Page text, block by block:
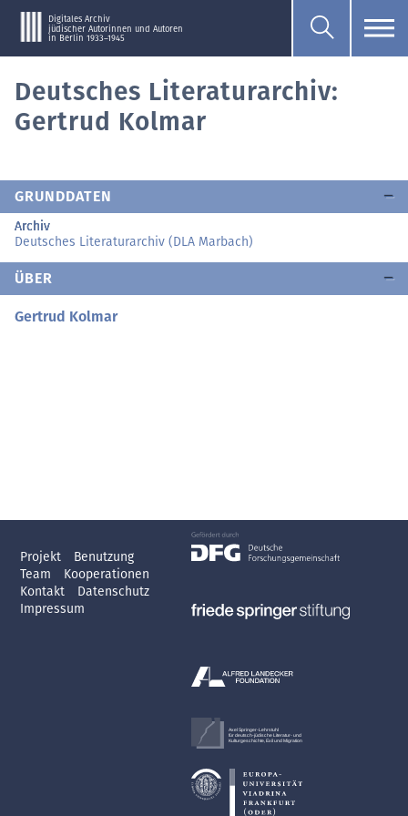
Digitales Archiv
jüdischer Autorinnen und Autoren
in Berlin 1933–1945
Deutsches Literaturarchiv:
Gertrud Kolmar
GRUNDDATEN
Archiv
Deutsches Literaturarchiv (DLA Marbach)
ÜBER
Gertrud Kolmar
Projekt
Benutzung
Team
Kooperationen
Kontakt
Datenschutz
Impressum
Axel Springer-Lehrstuhl
für deutsch-jüdische Literatur- und
Kulturgeschichte, Exil und Migration